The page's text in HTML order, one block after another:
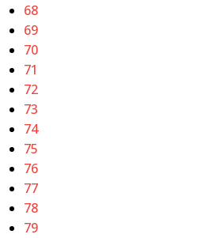
68
69
70
71
72
73
74
75
76
77
78
79